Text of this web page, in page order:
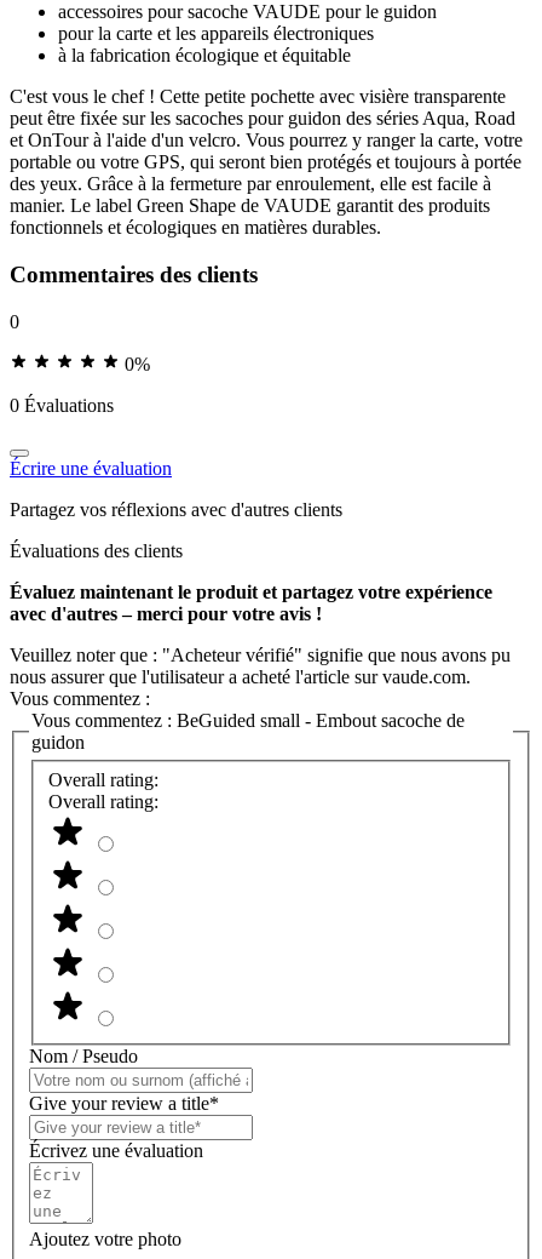
accessoires pour sacoche VAUDE pour le guidon
pour la carte et les appareils électroniques
à la fabrication écologique et équitable
C'est vous le chef ! Cette petite pochette avec visière transparente
peut être fixée sur les sacoches pour guidon des séries Aqua, Road
et OnTour à l'aide d'un velcro. Vous pourrez y ranger la carte, votre
portable ou votre GPS, qui seront bien protégés et toujours à portée
des yeux. Grâce à la fermeture par enroulement, elle est facile à
manier. Le label Green Shape de VAUDE garantit des produits
fonctionnels et écologiques en matières durables.
Commentaires des clients
0
0%
0 Évaluations
Écrire une évaluation
Partagez vos réflexions avec d'autres clients
Évaluations des clients
Évaluez maintenant le produit et partagez votre expérience
avec d'autres – merci pour votre avis !
Veuillez noter que : "Acheteur vérifié" signifie que nous avons pu
nous assurer que l'utilisateur a acheté l'article sur vaude.com.
Vous commentez :
Vous commentez : BeGuided small - Embout sacoche de
guidon
Overall rating:
Overall rating:
Nom / Pseudo
Give your review a title*
Écrivez une évaluation
Ajoutez votre photo